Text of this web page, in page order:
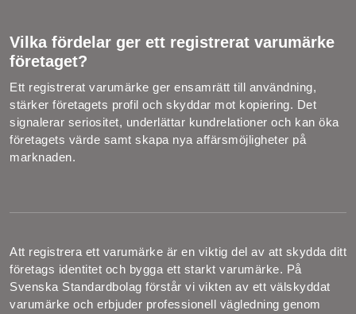
Vilka fördelar ger ett registrerat varumärke
företaget?
Ett registrerat varumärke ger ensamrätt till användning,
stärker företagets profil och skyddar mot kopiering. Det
signalerar seriositet, underlättar kundrelationer och kan öka
företagets värde samt skapa nya affärsmöjligheter på
marknaden.
Att registrera ett varumärke är en viktig del av att skydda ditt
företags identitet och bygga ett starkt varumärke. På
Svenska Standardbolag förstår vi vikten av ett välskyddat
varumärke och erbjuder professionell vägledning genom